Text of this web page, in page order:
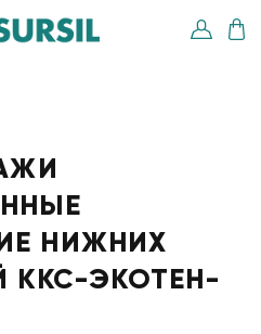
НИЖНИХ
ККС-ЭКОТЕН-